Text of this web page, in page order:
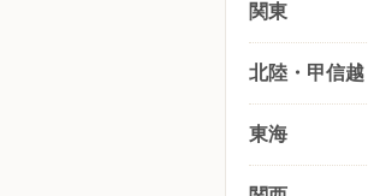
関東
北陸・甲信越
東海